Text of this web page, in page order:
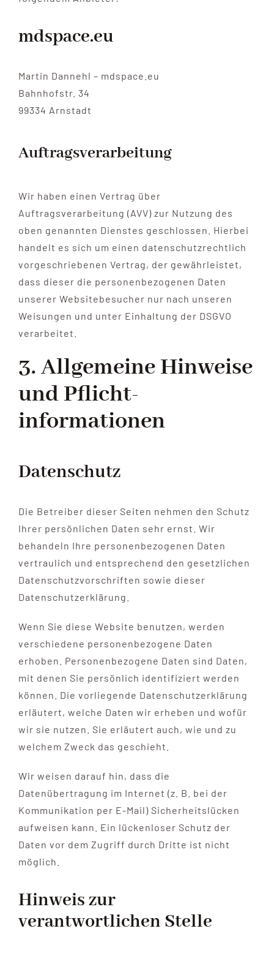
mdspace.eu
Martin Dannehl – mdspace.eu
Bahnhofstr. 34
99334 Arnstadt
Auftragsverarbeitung
Wir haben einen Vertrag über
Auftragsverarbeitung (AVV) zur Nutzung des
oben genannten Dienstes geschlossen. Hierbei
handelt es sich um einen datenschutzrechtlich
vorgeschriebenen Vertrag, der gewährleistet,
dass dieser die personenbezogenen Daten
unserer Websitebesucher nur nach unseren
Weisungen und unter Einhaltung der DSGVO
verarbeitet.
3. Allgemeine Hinweise
und Pflicht­
informationen
Datenschutz
Die Betreiber dieser Seiten nehmen den Schutz
Ihrer persönlichen Daten sehr ernst. Wir
behandeln Ihre personenbezogenen Daten
vertraulich und entsprechend den gesetzlichen
Datenschutzvorschriften sowie dieser
Datenschutzerklärung.
Wenn Sie diese Website benutzen, werden
verschiedene personenbezogene Daten
erhoben. Personenbezogene Daten sind Daten,
mit denen Sie persönlich identifiziert werden
können. Die vorliegende Datenschutzerklärung
erläutert, welche Daten wir erheben und wofür
wir sie nutzen. Sie erläutert auch, wie und zu
welchem Zweck das geschieht.
Wir weisen darauf hin, dass die
Datenübertragung im Internet (z. B. bei der
Kommunikation per E-Mail) Sicherheitslücken
aufweisen kann. Ein lückenloser Schutz der
Daten vor dem Zugriff durch Dritte ist nicht
möglich.
Hinweis zur
verantwortlichen Stelle